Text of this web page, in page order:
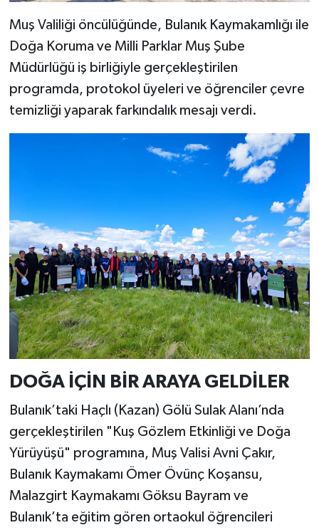
Muş Valiliği öncülüğünde, Bulanık Kaymakamlığı ile
Doğa Koruma ve Milli Parklar Muş Şube
Müdürlüğü iş birliğiyle gerçekleştirilen
programda, protokol üyeleri ve öğrenciler çevre
temizliği yaparak farkındalık mesajı verdi.
DOĞA İÇİN BİR ARAYA GELDİLER
Bulanık’taki Haçlı (Kazan) Gölü Sulak Alanı’nda
gerçekleştirilen "Kuş Gözlem Etkinliği ve Doğa
Yürüyüşü" programına, Muş Valisi Avni Çakır,
Bulanık Kaymakamı Ömer Övünç Koşansu,
Malazgirt Kaymakamı Göksu Bayram ve
Bulanık’ta eğitim gören ortaokul öğrencileri